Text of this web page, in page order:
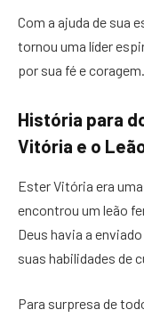
Com a ajuda de sua
tornou uma líder
por sua fé e coragem.
História para
Vitória e o
Ester Vitória era
encontrou um leão
Deus havia a
suas habilidades de
Para surpresa de